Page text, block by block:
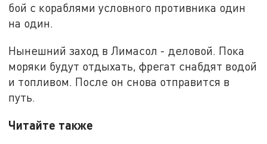
бой с кораблями условного противника один
на один.
Нынешний заход в Лимасол - деловой. Пока
моряки будут отдыхать, фрегат снабдят водой
и топливом. После он снова отправится в
путь.
Читайте также